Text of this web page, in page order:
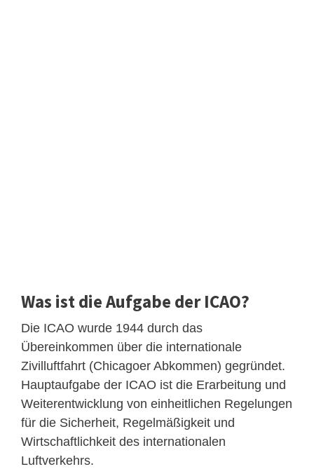
Was ist die Aufgabe der ICAO?
Die ICAO wurde 1944 durch das
Übereinkommen über die internationale
Zivilluftfahrt (Chicagoer Abkommen) gegründet.
Hauptaufgabe der ICAO ist die Erarbeitung und
Weiterentwicklung von einheitlichen Regelungen
für die Sicherheit, Regelmäßigkeit und
Wirtschaftlichkeit des internationalen
Luftverkehrs.